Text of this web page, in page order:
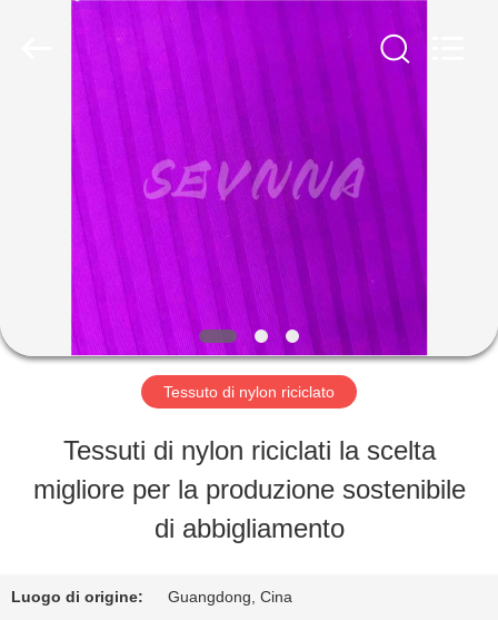
PRODOTTI
MOSTRA
VR
DELLA
Tessuto di nylon riciclato
Tessuti di nylon riciclati la scelta
migliore per la produzione sostenibile
di abbigliamento
Luogo di origine: Guangdong, Cina